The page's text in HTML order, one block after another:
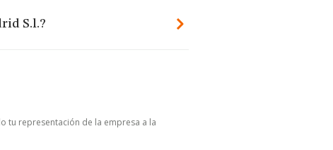
S.l.?
tu representación de la empresa a la